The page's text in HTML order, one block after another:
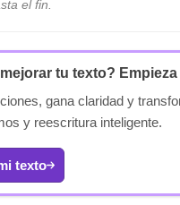
el fin.
tu texto?
gana claridad y
y reescritura inteligente.
texto